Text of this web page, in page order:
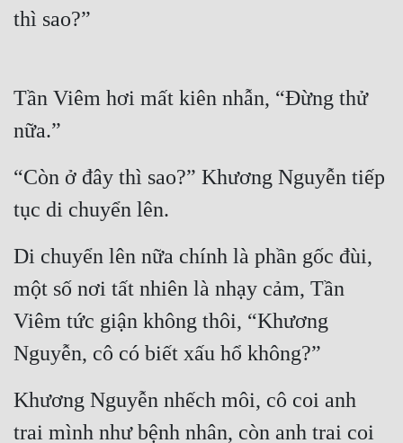
Hệ Thống
Khoa Huyễn Không Gian
Kỳ Ảo
Linh Dị
Mưu Mô
thì sao?”
Tần Viêm hơi mất kiên nhẫn, “Đừng thử
nữa.”
“Còn ở đây thì sao?” Khương Nguyễn tiếp
tục di chuyển lên.
Di chuyển lên nữa chính là phần gốc đùi,
một số nơi tất nhiên là nhạy cảm, Tần
Viêm tức giận không thôi, “Khương
Nguyễn, cô có biết xấu hổ không?”
Khương Nguyễn nhếch môi, cô coi anh
trai mình như bệnh nhân, còn anh trai coi